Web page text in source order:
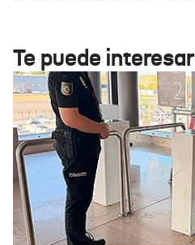
Te puede interesar